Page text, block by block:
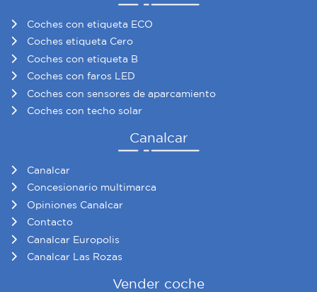
Coches con etiqueta ECO
Coches etiqueta Cero
Coches con etiqueta B
Coches con faros LED
Coches con sensores de aparcamiento
Coches con techo solar
Canalcar
Canalcar
Concesionario multimarca
Opiniones Canalcar
Contacto
Canalcar Europolis
Canalcar Las Rozas
Vender coche